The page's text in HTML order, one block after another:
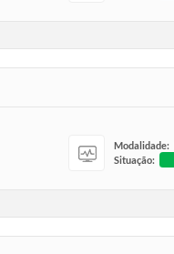
Modalidade:
Situação: